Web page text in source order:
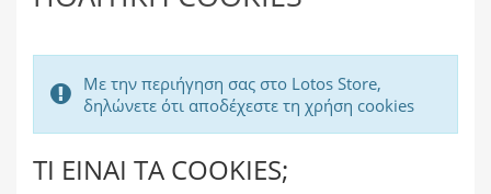
Με την περιήγηση σας στο Lotos Store,
δηλώνετε ότι αποδέχεστε τη χρήση cookies
ΤΊ ΕΊΝΑΙ ΤΑ COOKIES;